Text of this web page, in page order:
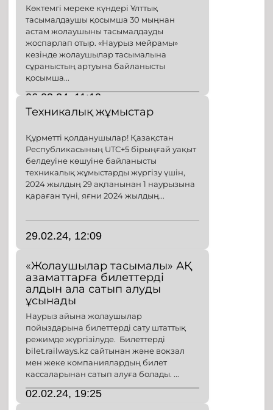
Көктемгі мереке күндері Ұлттық
тасымалдаушы қосымша 30 мыңнан
астам жолаушыны тасымалдауды
жоспарлап отыр. «Наурыз мейрамы»
кезінде жолаушылар тасымалына
сұраныстың артуына байланысты
қосымша...
06.03.24, 11:10
Техникалық жұмыстар
Құрметті қолданушылар! Қазақстан
Республикасының UTC+5 бірыңғай уақыт
белдеуіне көшуіне байланысты
техникалық жұмыстарды жүргізу үшін,
2024 жылдың 29 ақпанынан 1 наурызына
қараған түні, яғни 2024 жылдың...
29.02.24, 12:09
«Жолаушылар тасымалы» АҚ
азаматтарға билеттерді
алдын ала сатып алуды
ұсынады
Наурыз айына жолаушылар
пойыздарына билеттерді сату штаттық
режимде жүргізілуде. Билеттерді
bilet.railways.kz сайтынан және вокзал
мен жеке компаниялардың билет
кассаларынан сатып алуға болады. ...
02.02.24, 19:25